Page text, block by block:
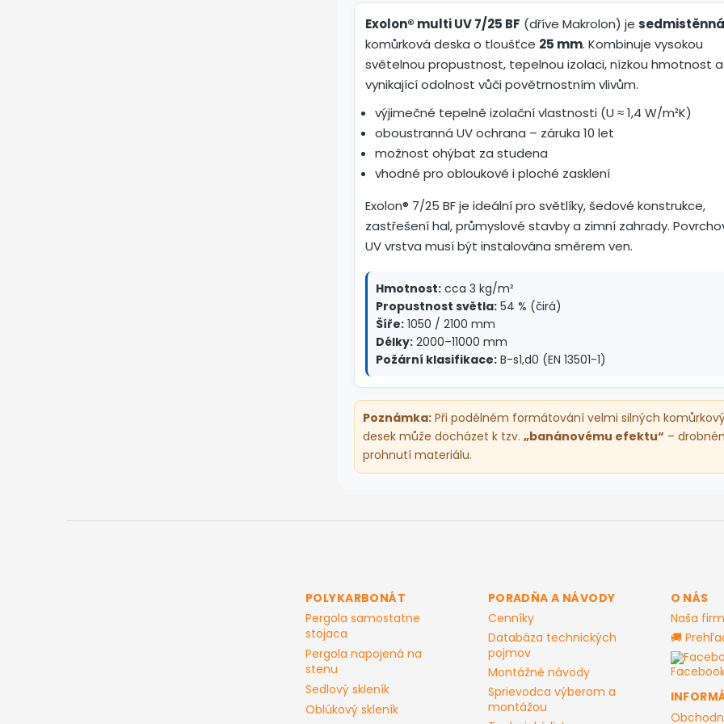
Exolon® multi UV 7/25 BF (dříve Makrolon) je sedmistěnná
komůrková deska o tloušťce 25 mm. Kombinuje vysokou
světelnou propustnost, tepelnou izolaci, nízkou hmotnost a
vynikající odolnost vůči povětrnostním vlivům.
výjimečné tepelně izolační vlastnosti (U ≈ 1,4 W/m²K)
oboustranná UV ochrana – záruka 10 let
možnost ohýbat za studena
vhodné pro obloukové i ploché zasklení
Exolon® 7/25 BF je ideální pro světlíky, šedové konstrukce,
zastřešení hal, průmyslové stavby a zimní zahrady.
UV vrstva musí být instalována směrem ven.
Hmotnost: cca 3 kg/m²
Propustnost světla: 54 % (čirá)
Šíře: 1050 / 2100 mm
Délky: 2000–11000 mm
Požární klasifikace: B-s1,d0 (EN 13501-1)
Poznámka: Při podélném formátování velmi silných
desek může docházet k tzv. „banánovému efektu“ –
prohnutí materiálu.
POLYKARBONÁT
Pergola samostatne
stojaca
Pergola napojená na
stenu
Sedlový skleník
Oblúkový skleník
PORADŇA A NÁVODY
Cenníky
Databáza technických
pojmov
Montážné návody
Sprievodca výberom a
montážou
O NÁS
Naša
🚚